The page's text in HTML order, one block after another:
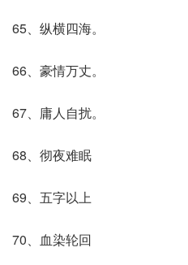
65、纵横四海。
66、豪情万丈。
67、庸人自扰。
68、彻夜难眠
69、五字以上
70、血染轮回